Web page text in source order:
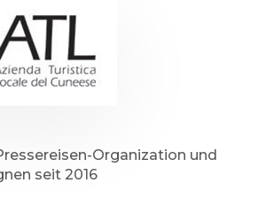
Organization und
seit 2016